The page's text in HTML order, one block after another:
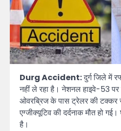
Durg Accident:दुर्ग जिले में
नहीं ले रहा है। नेशनल हाइवे-53 पर
ओवरब्रिज के पास ट्रेलर की टक्कर
एग्जीक्यूटिव की दर्दनाक मौत हो
है।